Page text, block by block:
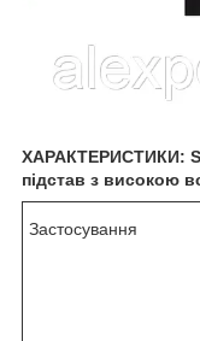
ХАРАКТЕРИСТИКИ:
підстав з високою
Застосування